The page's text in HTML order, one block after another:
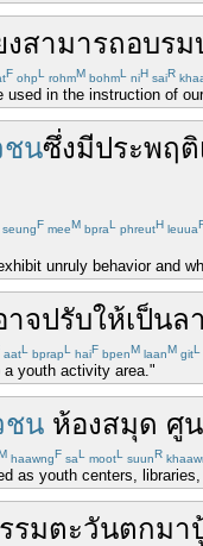
งสามารถอบร
F ohpL rohmM bohmL niH saiR
used in the instruction of
ชนซึ่งมีประพฤติ
seungF meeM bpraL phreutH leuua
unruly behavior and
าจปรับให้เป็นล
aatL bprapL haiF bpenM laanM gitL
youth activity area."
ชน ห้องสมุด ศู
haawngF saL mootL suunR
as youth centers,
รมตะวันตกมา